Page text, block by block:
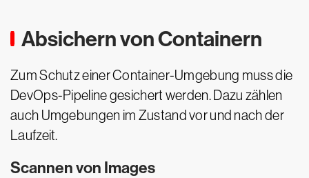
Absichern von Containern
Zum Schutz einer Container-Umgebung muss die
DevOps-Pipeline gesichert werden. Dazu zählen
auch Umgebungen im Zustand vor und nach der
Laufzeit.
Scannen von Images